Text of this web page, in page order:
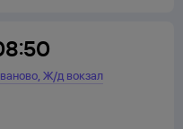
,Ж/д вокзал